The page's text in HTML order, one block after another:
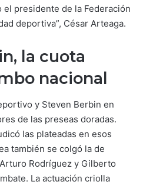
el presidente de la Federación
deportiva”, César Arteaga.
la cuota
nacional
y Steven Berbin en
de las preseas doradas.
las plateadas en esos
también se colgó la de
Rodríguez y Gilberto
La actuación criolla